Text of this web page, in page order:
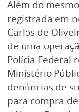
Além do
registrada em
Carlos de
de uma
Polícia Federal
Ministério
denúncias de
para compra